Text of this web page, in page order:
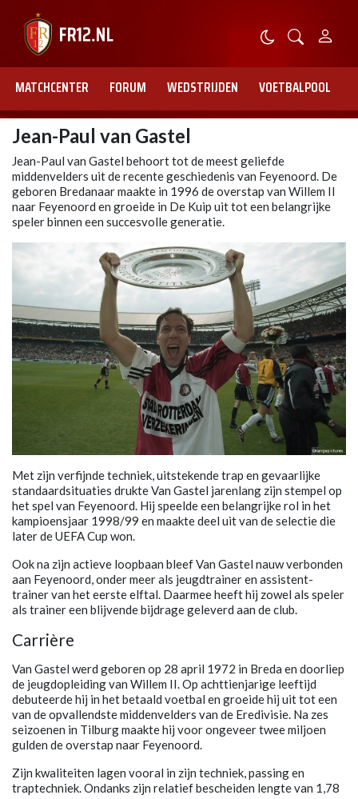
MATCHCENTER FORUM WEDSTRIJDEN VOETBALPOOL
Jean-Paul van Gastel
Jean-Paul van Gastel behoort tot de meest geliefde
middenvelders uit de recente geschiedenis van Feyenoord. De
geboren Bredanaar maakte in 1996 de overstap van Willem II
naar Feyenoord en groeide in De Kuip uit tot een belangrijke
speler binnen een succesvolle generatie.
Met zijn verfijnde techniek, uitstekende trap en gevaarlijke
standaardsituaties drukte Van Gastel jarenlang zijn stempel op
het spel van Feyenoord. Hij speelde een belangrijke rol in het
kampioensjaar 1998/99 en maakte deel uit van de selectie die
later de UEFA Cup won.
Ook na zijn actieve loopbaan bleef Van Gastel nauw verbonden
aan Feyenoord, onder meer als jeugdtrainer en assistent-
trainer van het eerste elftal. Daarmee heeft hij zowel als speler
als trainer een blijvende bijdrage geleverd aan de club.
Carrière
Van Gastel werd geboren op 28 april 1972 in Breda en doorliep
de jeugdopleiding van Willem II. Op achttienjarige leeftijd
debuteerde hij in het betaald voetbal en groeide hij uit tot een
van de opvallendste middenvelders van de Eredivisie. Na zes
seizoenen in Tilburg maakte hij voor ongeveer twee miljoen
gulden de overstap naar Feyenoord.
Zijn kwaliteiten lagen vooral in zijn techniek, passing en
traptechniek. Ondanks zijn relatief bescheiden lengte van 1,78